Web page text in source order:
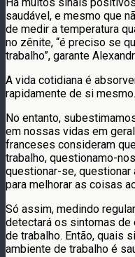
saudável, e mesmo que
de medir a temperatura
no zênite, “é preciso se
trabalho”, garante
A vida cotidiana é
rapidamente de si mesmo.
No entanto,
em nossas vidas em
franceses consideram
trabalho, questionamo-
questionar-se,
para melhorar as coisas
Só assim, medindo
detectará os sintomas de
de trabalho. Então, quais
ambiente de trabalho é